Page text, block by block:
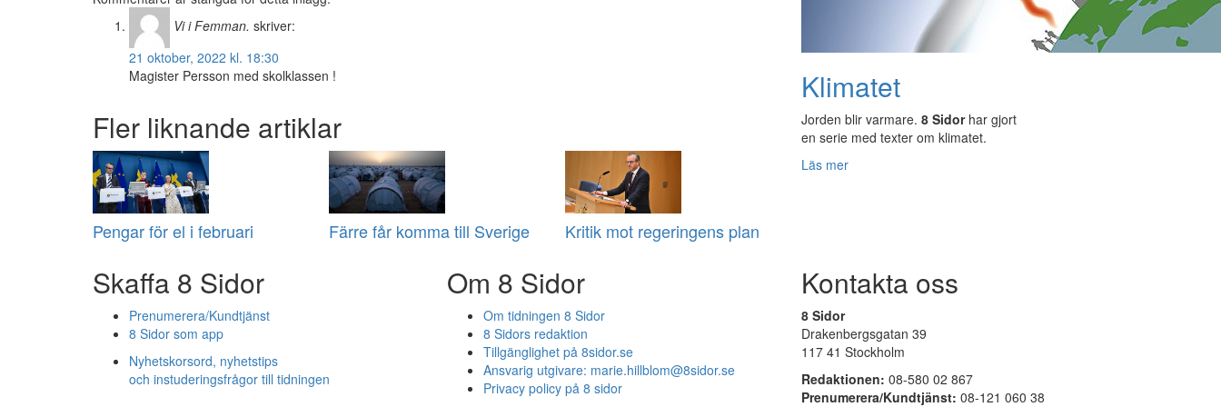
Vi i Femman. skriver:
21 oktober, 2022 kl. 18:30
Magister Persson med skolklassen !
Fler liknande artiklar
Pengar för el i februari Färre får komma till Sverige Kritik mot regeringens plan
Klimatet
Jorden blir varmare. 8 Sidorhar gjort
en serie med texter om klimatet.
Läs mer
Skaffa 8 Sidor
Prenumerera/Kundtjänst
8 Sidor som app
Nyhetskorsord, nyhetstips
och instuderingsfrågor till tidningen
Om 8 Sidor
Om tidningen 8 Sidor
8 Sidors redaktion
Tillgänglighet på 8sidor.se
Ansvarig utgivare: marie.hillblom@8sidor.se
Privacy policy på 8 sidor
Kontakta oss
8 Sidor
Drakenbergsgatan 39
117 41 Stockholm
Redaktionen: 08-580 02 867
Prenumerera/Kundtjänst: 08-121 060 38